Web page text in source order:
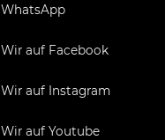
WhatsApp
Wir auf Facebook
Wir auf Instagram
Wir auf Youtube